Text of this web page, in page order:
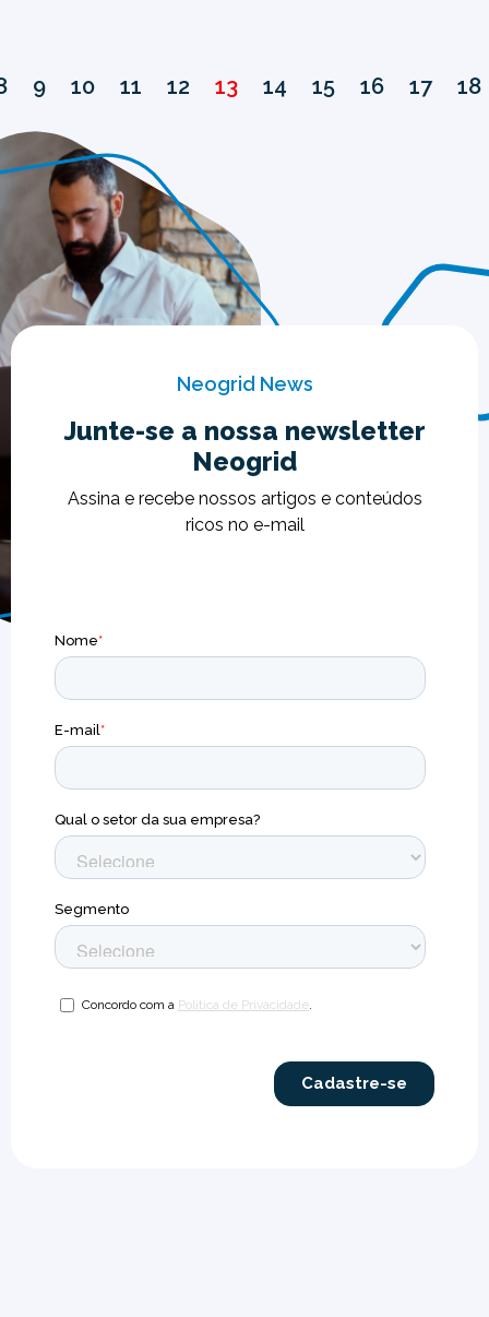
9 10 11 12 13 14 15 16 17 18
Neogrid News
Junte-se a nossa newsletter
Neogrid
Assina e recebe nossos artigos e conteúdos
ricos no e-mail